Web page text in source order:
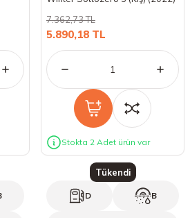
18 Lastikler
19 Lastikler
20 Lastikler
21 Lastikler
22 Lastikler
23 Lastikler
19 Lastikler
5.890,18 TL
7.362,73 TL
Stokta 2 Adet ürün var
Tükendi
D B